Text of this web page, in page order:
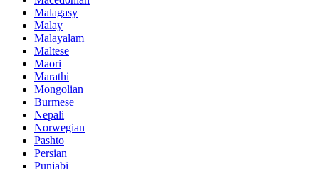
Malagasy
Malay
Malayalam
Maltese
Maori
Marathi
Mongolian
Burmese
Nepali
Norwegian
Pashto
Persian
Punjabi